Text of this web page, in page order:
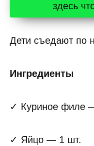
здесь
Дети съедают по
Ингредиенты
✓ Куриное филе
✓ Яйцо — 1 шт.